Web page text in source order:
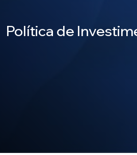
Política de